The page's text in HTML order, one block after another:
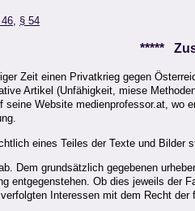
46, § 54
*****
Zeit einen Privatkrieg gegen
Artikel (Unfähigkeit, miese
seine Website medienprofessor.at, wo
eines Teiles der Texte und
Dem grundsätzlich gegebenen
entgegenstehen. Ob dies jeweils der
Interessen mit dem Recht der